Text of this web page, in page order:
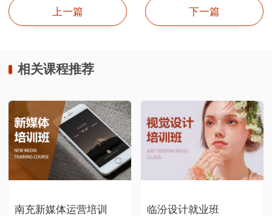
上一篇 下一篇
相关课程推荐
南充新媒体运营培训 临汾设计就业班